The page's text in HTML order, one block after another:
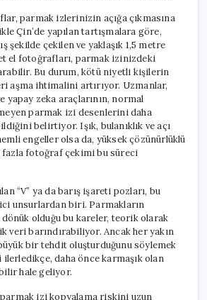
parmak izlerinizin açığa çıkmasına
Çin’de yapılan tartışmalara göre,
şekilde çekilen ve yaklaşık 1,5 metre
el fotoğrafları, parmak izinizdeki
Bu durum, kötü niyetli kişilerin
aşma ihtimalini artırıyor. Uzmanlar,
yapay zeka araçlarının, normal
parmak izi desenlerini daha
belirtiyor. Işık, bulanıklık ve açı
engeller olsa da, yüksek çözünürlüklü
fotoğraf çekimi bu süreci
“V” ya da barış işareti pozları, bu
unsurlardan biri. Parmakların
olduğu bu kareler, teorik olarak
veri barındırabiliyor. Ancak her yakın
bir tehdit oluşturduğunu söylemek
ilerledikçe, daha önce karmaşık olan
hale geliyor.
izi kopyalama riskini uzun